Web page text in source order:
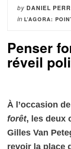
by DANIEL
in L’AGORA:
Penser
réveil
À l’occasion
forêt, les deux
Gilles Van
revoir la place